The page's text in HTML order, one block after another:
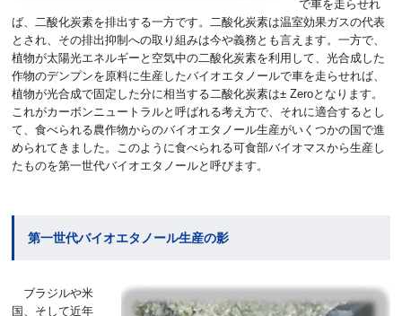
で車を走らせれ
ば、二酸化炭素を排出する一方です。二酸化炭素は温室効果ガスの代表
とされ、その排出抑制への取り組みは今や義務とも言えます。一方で、
植物が太陽光エネルギーと空気中の二酸化炭素を利用して、光合成した
作物のデンプンを原料に生産したバイオエタノールで車を走らせれば、
植物が光合成で固定した分に相当する二酸化炭素は± Zeroとなります。
これがカーボンニュートラルと呼ばれる考え方で、それに適合するとし
て、食べられる農作物からのバイオエタノール生産がいくつかの国で進
められてきました。このように食べられる可食部バイオマスから生産し
たものを第一世代バイオエタノールと呼びます。
第一世代バイオエタノール生産の影
ブラジルや米
国、そして近年